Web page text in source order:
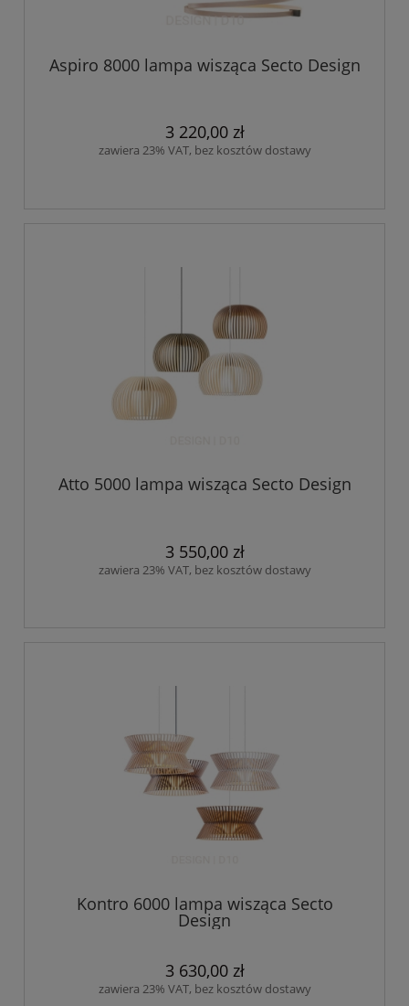
Aspiro 8000 lampa wisząca Secto Design
3 220,00 zł
zawiera 23% VAT, bez kosztów dostawy
Atto 5000 lampa wisząca Secto Design
3 550,00 zł
zawiera 23% VAT, bez kosztów dostawy
Kontro 6000 lampa wisząca Secto
Design
3 630,00 zł
zawiera 23% VAT, bez kosztów dostawy